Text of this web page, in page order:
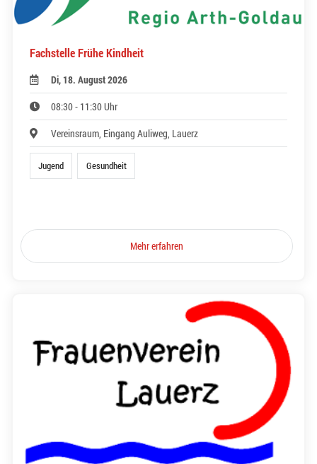
Fachstelle Frühe Kindheit
Di, 18. August 2026
08:30 - 11:30 Uhr
Vereinsraum, Eingang Auliweg, Lauerz
Jugend Gesundheit
Mehr erfahren